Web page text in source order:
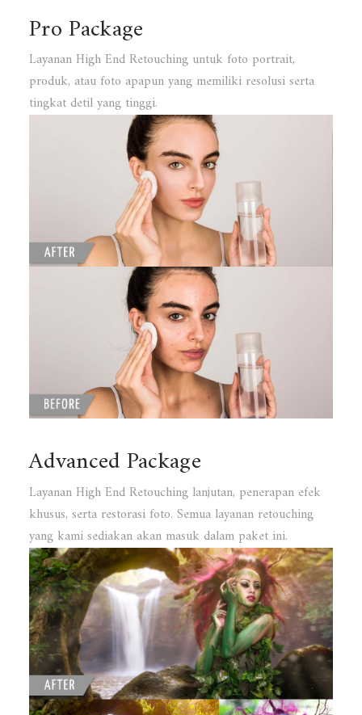
Pro Package
Layanan High End Retouching untuk foto portrait,
produk, atau foto apapun yang memiliki resolusi serta
tingkat detil yang tinggi.
Advanced Package
Layanan High End Retouching lanjutan, penerapan efek
khusus, serta restorasi foto. Semua layanan retouching
yang kami sediakan akan masuk dalam paket ini.